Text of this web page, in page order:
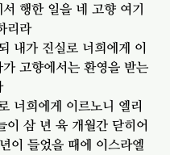
행한 일을 네 고향 여기
리라
내가 진실로 너희에게 이
고향에서는 환영을 받는
너희에게 이르노니 엘리
이 삼 년 육 개월간 닫히어
이 들었을 때에 이스라엘